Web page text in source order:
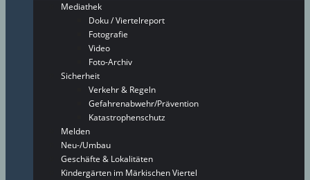
Mediathek
Doku / Viertelreport
Fotografie
Video
Foto-Archiv
Sicherheit
Verkehr & Regeln
Gefahrenabwehr/Prävention
Katastrophenschutz
Melden
Neu-/Umbau
Geschäfte & Lokalitäten
Kindergärten im Märkischen Viertel